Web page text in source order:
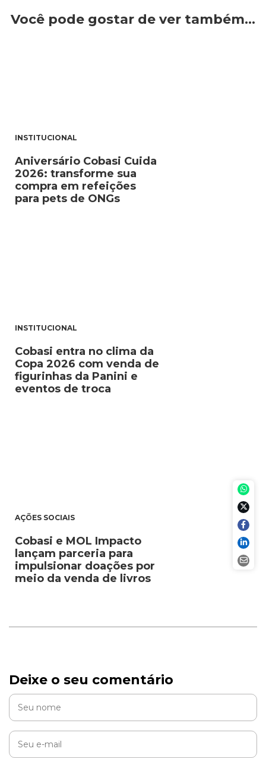
Você pode gostar de ver também…
INSTITUCIONAL
Aniversário Cobasi Cuida
2026: transforme sua
compra em refeições
para pets de ONGs
INSTITUCIONAL
Cobasi entra no clima da
Copa 2026 com venda de
figurinhas da Panini e
eventos de troca
AÇÕES SOCIAIS
Cobasi e MOL Impacto
lançam parceria para
impulsionar doações por
meio da venda de livros
Deixe o seu comentário